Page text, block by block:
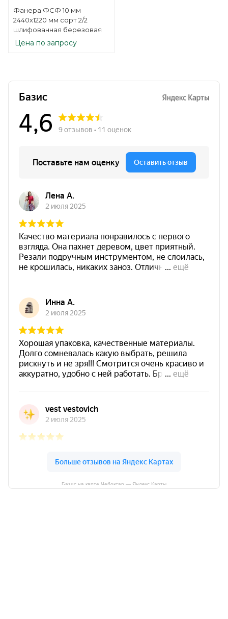
Фанера ФСФ 10 мм
2440х1220 мм сорт 2/2
шлифованная березовая
Цена по запросу
Базис на карте Чебоксар — Яндекс Карты